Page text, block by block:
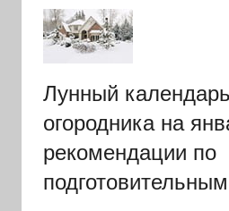
Лунный
огородника на
рекомендации по